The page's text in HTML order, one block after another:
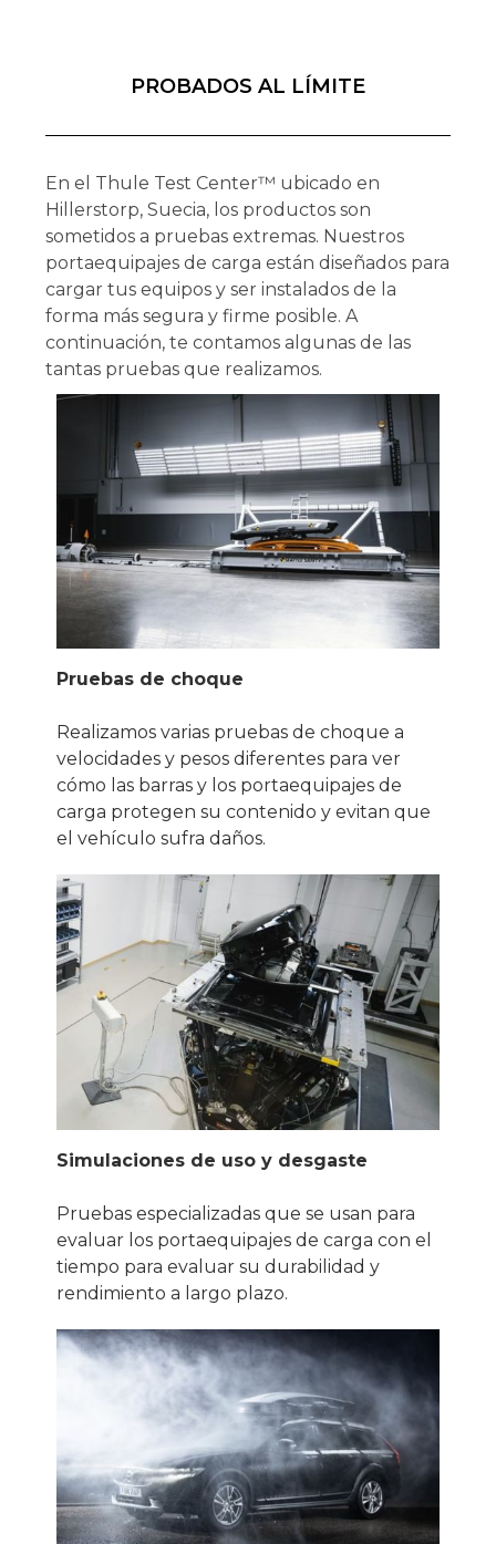
PROBADOS AL LÍMITE
En el Thule Test Center™ ubicado en
Hillerstorp, Suecia, los productos son
sometidos a pruebas extremas. Nuestros
portaequipajes de carga están diseñados para
cargar tus equipos y ser instalados de la
forma más segura y firme posible. A
continuación, te contamos algunas de las
tantas pruebas que realizamos.
Pruebas de choque
Realizamos varias pruebas de choque a
velocidades y pesos diferentes para ver
cómo las barras y los portaequipajes de
carga protegen su contenido y evitan que
el vehículo sufra daños.
Simulaciones de uso y desgaste
Pruebas especializadas que se usan para
evaluar los portaequipajes de carga con el
tiempo para evaluar su durabilidad y
rendimiento a largo plazo.